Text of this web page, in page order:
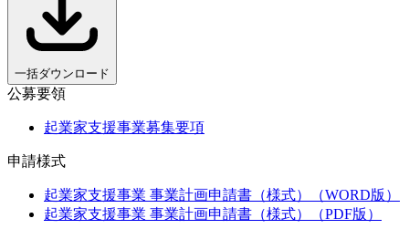
一括ダウンロード
公募要領
起業家支援事業募集要項
申請様式
起業家支援事業 事業計画申請書（様式）（WORD版）
起業家支援事業 事業計画申請書（様式）（PDF版）